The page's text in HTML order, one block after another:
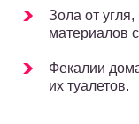
Зола от
материалов
Фекалии
их туалетов.